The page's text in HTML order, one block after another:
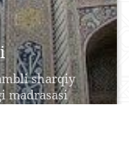
sharqiy
madrasasi